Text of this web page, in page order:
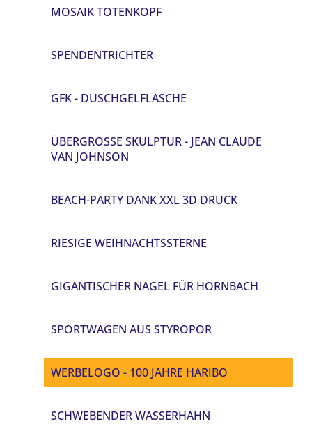
MOSAIK TOTENKOPF
SPENDENTRICHTER
GFK - DUSCHGELFLASCHE
ÜBERGROSSE SKULPTUR - JEAN CLAUDE V
AN JOHNSON
BEACH-PARTY DANK XXL 3D DRUCK
RIESIGE WEIHNACHTSSTERNE
GIGANTISCHER NAGEL FÜR HORNBACH
SPORTWAGEN AUS STYROPOR
WERBELOGO - 100 JAHRE HARIBO
SCHWEBENDER WASSERHAHN